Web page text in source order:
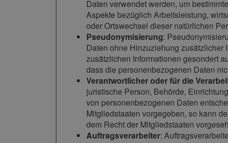
Daten verwendet werden, um
Aspekte bezüglich Arbeitsleistung,
oder Ortswechsel dieser natürlichen
Pseudonymisierung:
Daten ohne Hinzuziehung zusätzlicher
zusätzlichen Informationen gesondert
dass die personenbezogenen Daten
Verantwortlicher oder für die
juristische Person, Behörde,
von personenbezogenen Daten
Mitgliedstaaten vorgegeben, so kann
dem Recht der Mitgliedstaaten
Auftragsverarbeiter: